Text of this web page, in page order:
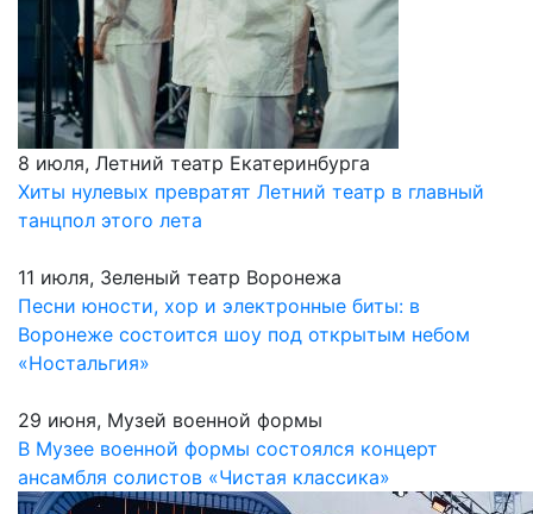
8 июля, Летний театр Екатеринбурга
Хиты нулевых превратят Летний театр в главный
танцпол этого лета
11 июля, Зеленый театр Воронежа
Песни юности, хор и электронные биты: в
Воронеже состоится шоу под открытым небом
«Ностальгия»
29 июня, Музей военной формы
В Музее военной формы состоялся концерт
ансамбля солистов «Чистая классика»